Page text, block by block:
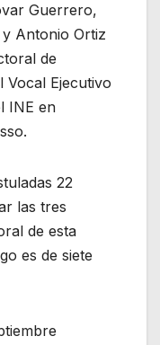
Guerrero,
Antonio Ortiz
de
Vocal Ejecutivo
INE en
22
las tres
de esta
es de siete